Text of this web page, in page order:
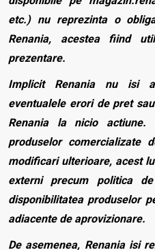
etc.) nu reprezinta o
Renania, acestea fiind
prezentare.
Implicit Renania nu isi
eventualele erori de pret
Renania la nicio actiune.
produselor comercializate
modificari ulterioare, acest
externi precum politica
disponibilitatea produselor
adiacente de aprovizionare.
De asemenea, Renania isi